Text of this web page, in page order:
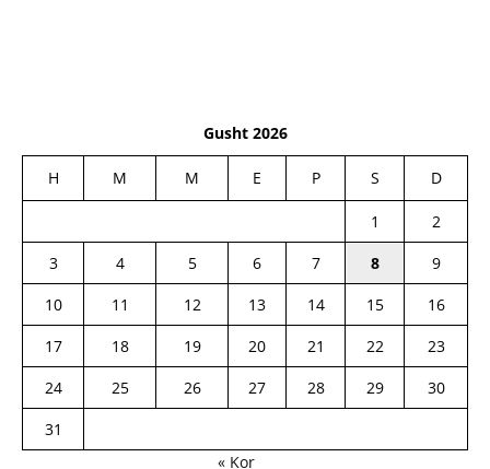
Gusht 2026
H M M E P S D
1
2
3
4 5 6 7 8
9
10
11 12 13 14 15
16
17
18 19 20 21 22
23
24
25 26 27 28 29
30
31
« Kor